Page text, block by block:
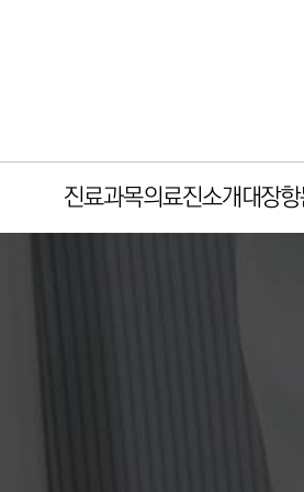
진료과목의료진소개대장